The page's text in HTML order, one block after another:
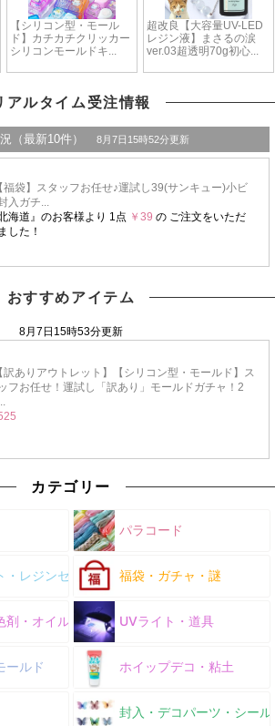
アルタイム受注情報
おすすめアイテム
カテゴリー
パラコード
・レジンセット 福袋・ガチャ・謎
剤・オイル UVライト・道具
ールド ホイップデコ・粘土
封入・デコパーツ・シール